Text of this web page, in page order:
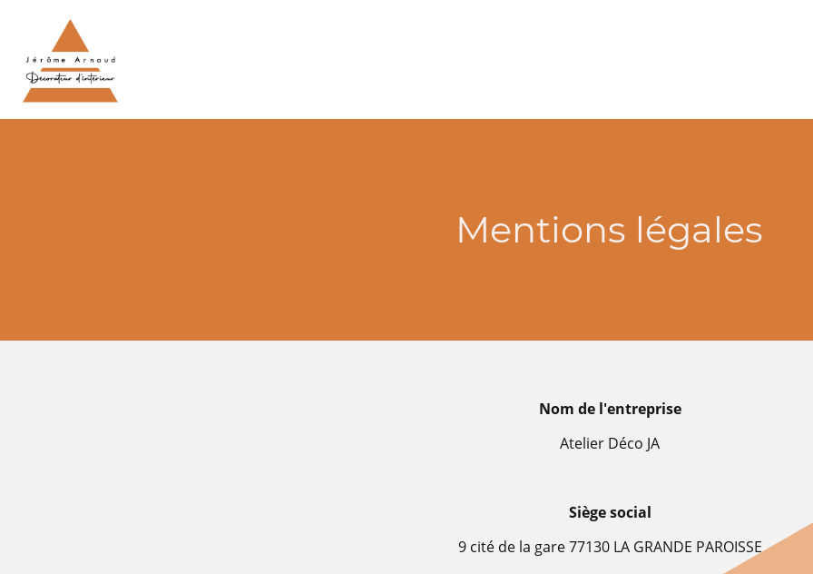
Mentions légales
Nom de l'entreprise
Atelier Déco JA
Siège social
9 cité de la gare 77130 LA GRANDE PAROISSE